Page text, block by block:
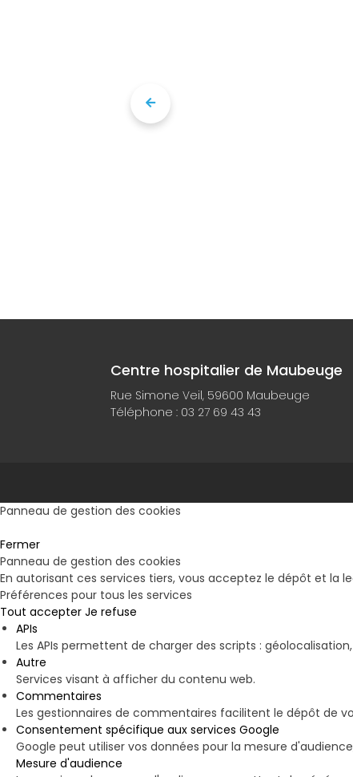
Centre hospitalier de Maubeuge
Rue Simone Veil, 59600 Maubeuge
Téléphone : 03 27 69 43 43
Panneau de gestion des cookies
Fermer
Panneau de gestion des cookies
En autorisant ces services tiers, vous acceptez le dépôt et la
Préférences pour tous les services
Tout accepter Je refuse
APIs
Les APIs permettent de charger des scripts :
Autre
Services visant à afficher du contenu web.
Commentaires
Les gestionnaires de commentaires facilitent le dépôt de
Consentement spécifique aux services Google
Google peut utiliser vos données pour la mesure
Mesure d'audience